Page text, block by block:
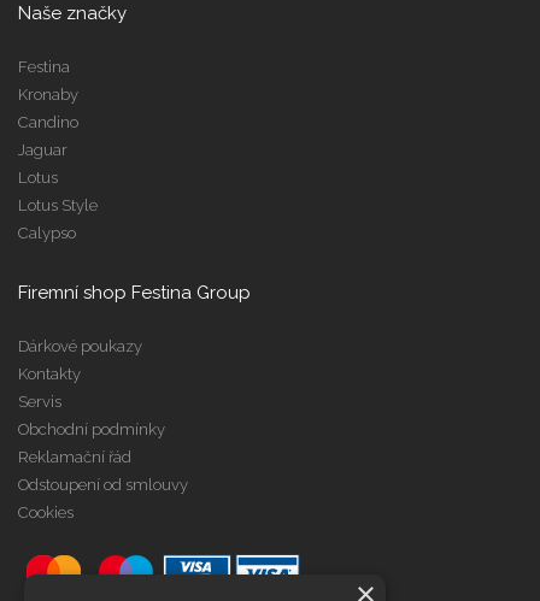
Naše značky
Festina
Kronaby
Candino
Jaguar
Lotus
Lotus Style
Calypso
Firemní shop Festina Group
Dárkové poukazy
Kontakty
Servis
Obchodní podmínky
Reklamační řád
Odstoupení od smlouvy
Cookies